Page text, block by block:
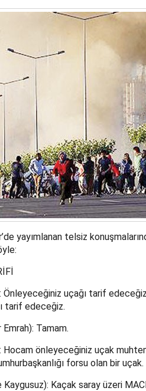
yayımlanan telsiz
uçağı tarif
tarif edeceğiz.
Tamam.
önleyeceğiniz uçak
forsu olan bir uçak.
Kaçak saray üzeri